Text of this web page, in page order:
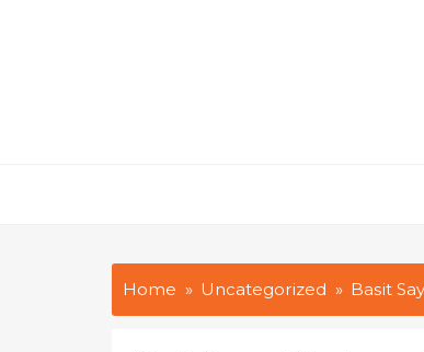
Home Uncategorized Basit